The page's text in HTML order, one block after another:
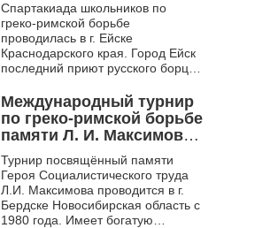
Спартакиада школьников по
греко-римской борьбе
проводилась в г. Ейске
Краснодарского края. Город Ейск
последний приют русского борца
Максимовича Поддубного. Здесь
открыт музей спор...
Международный турнир
по греко-римской борьбе
памяти Л. И. Максимова.
Бердск. 1997
Турнир посвящённый памяти
Героя Социалистического труда
Л.И. Максимова проводится в г.
Бердске Новосибирская область с
1980 года. Имеет богатую